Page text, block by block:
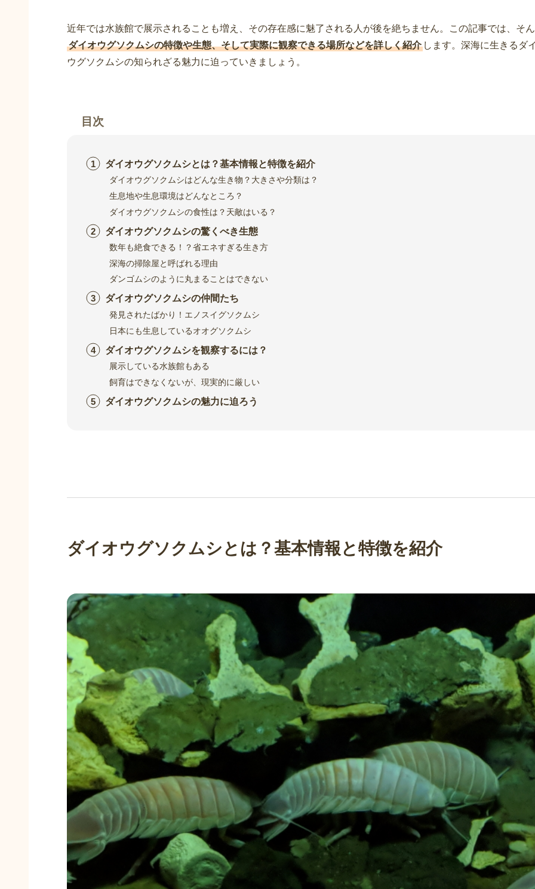
近年では水族館で展示されることも増え、その存在感に魅了される人が後を絶ちません。この記事では、そ
ダイオウグソクムシの特徴や生態、そして実際に観察できる場所などを詳しく紹介 します。深海に生きるダ
ウグソクムシの知られざる魅力に迫っていきましょう。
目次
ダイオウグソクムシとは？基本情報と特徴を紹介
ダイオウグソクムシはどんな生き物？大きさや分類は？
生息地や生息環境はどんなところ？
ダイオウグソクムシの食性は？天敵はいる？
ダイオウグソクムシの驚くべき生態
数年も絶食できる！？省エネすぎる生き方
深海の掃除屋と呼ばれる理由
ダンゴムシのように丸まることはできない
ダイオウグソクムシの仲間たち
発見されたばかり！エノスイグソクムシ
日本にも生息しているオオグソクムシ
ダイオウグソクムシを観察するには？
展示している水族館もある
飼育はできなくないが、現実的に厳しい
ダイオウグソクムシの魅力に迫ろう
ダイオウグソクムシとは？基本情報と特徴を紹介